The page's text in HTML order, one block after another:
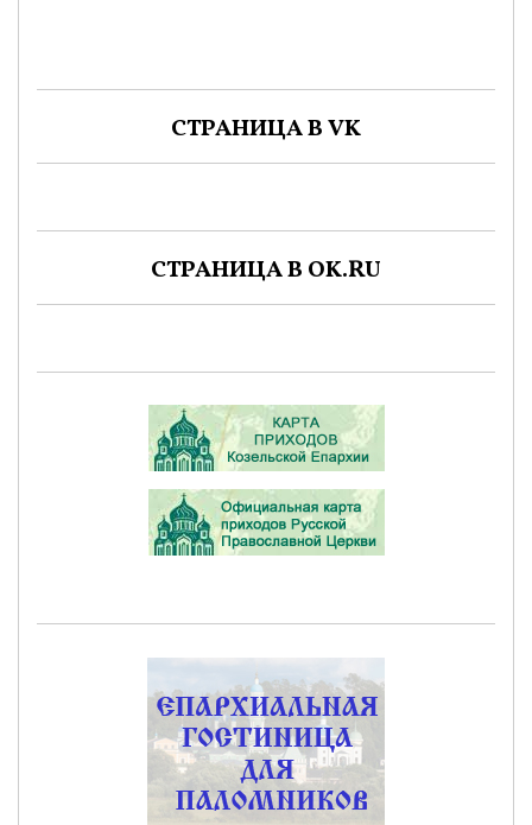
СТРАНИЦА В VK
СТРАНИЦА В OK.RU